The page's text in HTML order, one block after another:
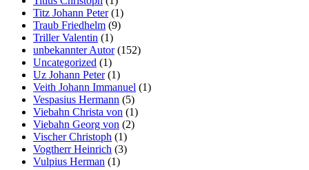
Titz Johann Peter(1)
Traub Friedhelm (9)
Triller Valentin (1)
unbekannter Autor(152)
Uncategorized (1)
Uz Johann Peter(1)
Veith Johann Immanuel (1)
Vespasius Hermann (5)
Viebahn Christa von (1)
Viebahn Georg von (2)
Vischer Christoph (1)
Vogtherr Heinrich (3)
Vulpius Herman (1)